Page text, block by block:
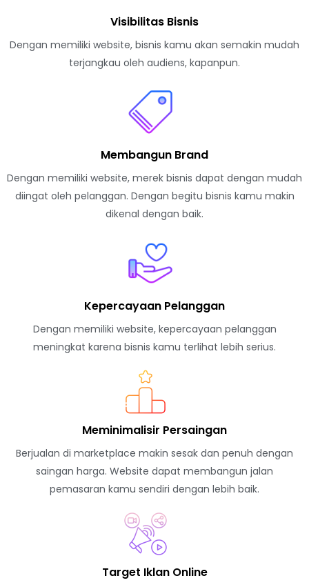
Visibilitas Bisnis
Dengan memiliki website, bisnis kamu akan semakin mudah
terjangkau oleh audiens, kapanpun.
Membangun Brand
Dengan memiliki website, merek bisnis dapat dengan mudah
diingat oleh pelanggan. Dengan begitu bisnis kamu makin
dikenal dengan baik.
Kepercayaan Pelanggan
Dengan memiliki website, kepercayaan pelanggan
meningkat karena bisnis kamu terlihat lebih serius.
Meminimalisir Persaingan
Berjualan di marketplace makin sesak dan penuh dengan
saingan harga. Website dapat membangun jalan
pemasaran kamu sendiri dengan lebih baik.
Target Iklan Online